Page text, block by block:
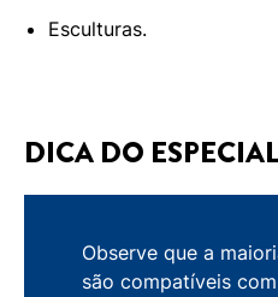
Esculturas.
DICA DO
Observe que a
são compatíveis